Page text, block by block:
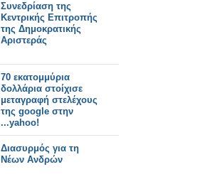
Συνεδρίαση της
Κεντρικής Επιτροπής
της Δημοκρατικής
Αριστεράς
70 εκατομμύρια
δολλάρια στοίχισε
μεταγραφή στελέχους
της google στην
...yahoo!
Διασυρμός για τη
Νέων Ανδρών